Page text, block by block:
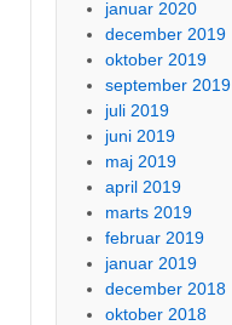
januar 2020
december 2019
oktober 2019
september 2019
juli 2019
juni 2019
maj 2019
april 2019
marts 2019
februar 2019
januar 2019
december 2018
oktober 2018